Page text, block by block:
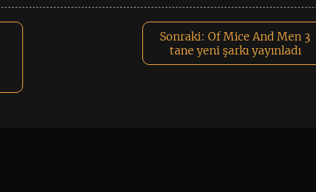
Sonraki: Of Mice And Men 3
tane yeni şarkı yayınladı